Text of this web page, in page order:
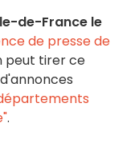
de-France le
de presse de
peut tirer ce
.